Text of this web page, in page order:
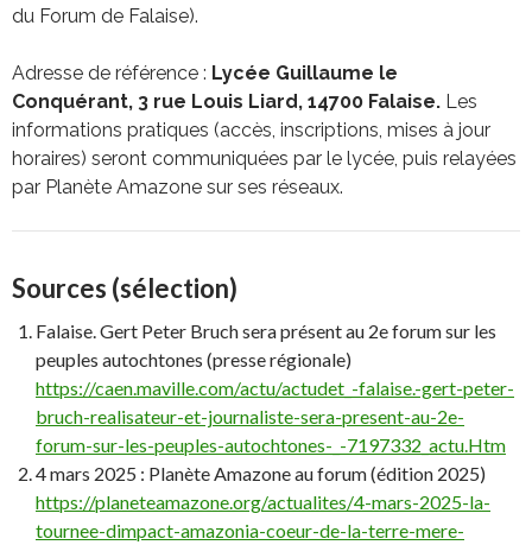
du Forum de Falaise).
Adresse de référence : Lycée Guillaume le
Conquérant, 3 rue Louis Liard, 14700 Falaise. Les
informations pratiques (accès, inscriptions, mises à jour
horaires) seront communiquées par le lycée, puis relayées
par Planète Amazone sur ses réseaux.
Sources (sélection)
Falaise. Gert Peter Bruch sera présent au 2e forum sur les
peuples autochtones (presse régionale)
https://caen.maville.com/actu/actudet_-falaise.-gert-peter-
bruch-realisateur-et-journaliste-sera-present-au-2e-
forum-sur-les-peuples-autochtones-_-7197332_actu.Htm
4 mars 2025 : Planète Amazone au forum (édition 2025)
https://planeteamazone.org/actualites/4-mars-2025-la-
tournee-dimpact-amazonia-coeur-de-la-terre-mere-